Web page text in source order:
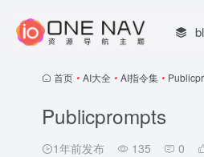
首页 • AI大全 • AI指令集 •
Publicprompts
1年前发布 135 0